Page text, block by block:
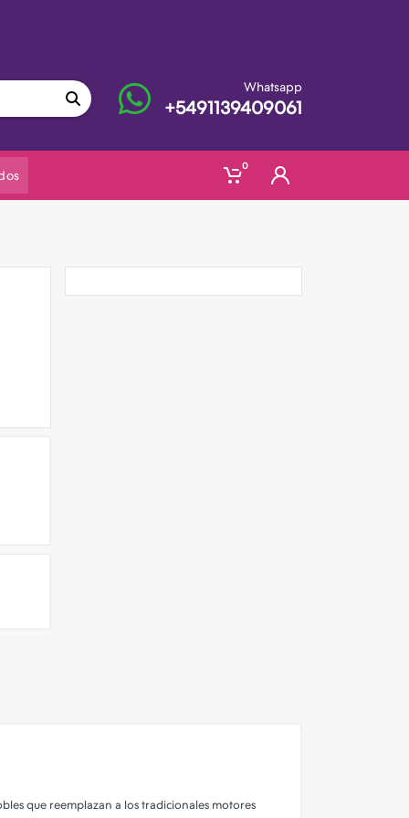
Whatsapp
+5491139409061
0
que reemplazan a los tradicionales motores